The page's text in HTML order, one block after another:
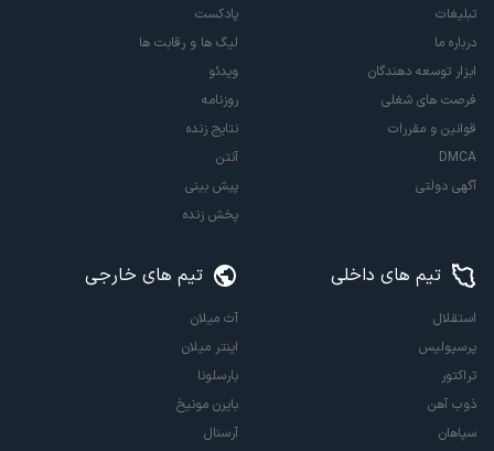
تبلیغات
درباره ما
ابزار توسعه دهندگان
فرصت های شغلی
قوانین و مقررات
DMCA
آگهی دولتی
پادکست
لیگ ها و رقابت ها
ویدئو
روزنامه
نتایج زنده
آنتن
پیش بینی
پخش زنده
تیم های داخلی
استقلال
پرسپولیس
تراکتور
ذوب آهن
سپاهان
تیم های خارجی
آث میلان
اینتر میلان
بارسلونا
بایرن مونیخ
آرسنال